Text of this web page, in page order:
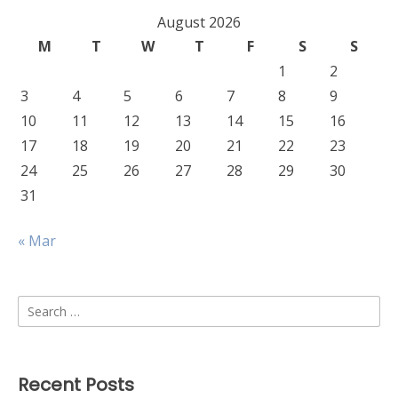
August 2026
M
T W T F S
S
1
2
3
4 5 6 7 8
9
10
11 12 13 14 15
16
17
18 19 20 21 22
23
24
25 26 27 28 29
30
31
« Mar
Search
for:
Recent Posts